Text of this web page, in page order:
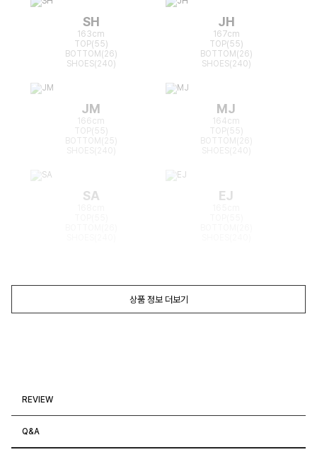
SH
163cm
TOP(55)
BOTTOM(26)
SHOES(240)
JH
167cm
TOP(55)
BOTTOM(26)
SHOES(240)
JM
166cm
TOP(55)
BOTTOM(25)
MJ
164cm
TOP(55)
BOTTOM(26)
SA EJ
상품 정보 더보기
REVIEW
Q&A